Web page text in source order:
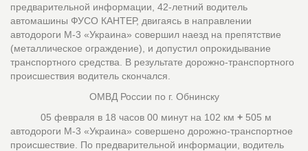
предварительной информации, 42-летний водитель
автомашины ФУСО КАНТЕР, двигаясь в направлении
автодороги М-3 «Украина» совершил наезд на препятствие
(металлическое ограждение), и допустил опрокидывание
транспортного средства. В результате дорожно-транспортного
происшествия водитель скончался.
ОМВД России по г. Обнинску
05 февраля в 18 часов 00 минут на 102 км + 505 м
автодороги М-3 «Украина» совершено дорожно-транспортное
происшествие. По предварительной информации, водитель